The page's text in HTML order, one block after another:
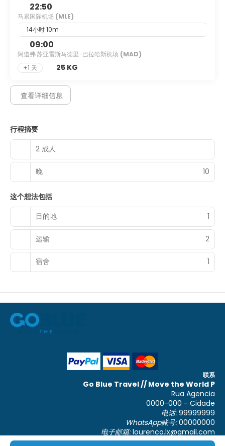
satellite programming provide entertainment, while
complimentary wireless internet access keeps you
connected. Private bathrooms with separate bathtubs
and showers feature complimentary toiletries and bidets.
Enjoy international cuisine at The Aqua, one of the resort's
2 restaurants, or stay in and take advantage of the room
service (during limited hours). Need to unwind? Take a
break with a tasty beverage at one of the 2 bars/lounges.
Featured amenities include dry cleaning/laundry services,
airport shuttle is provided for a surcharge (available on
request), and free self parking is available onsite.
22:50
马累国际机场 (MLE)
14小时 10m
09:00
阿道弗·苏亚雷斯马德里-巴拉哈斯机场 (MAD)
+1 天
25 KG
查看详细信息
行程摘要
2 成人
晚 10
这个想法包括
目的地
1
运输 2
宿舍 1
联系
Go Blue Travel // Move the World P
Rua Agencia
0000-000 - Cidade
电话:99999999
WhatsApp账号:00000000
电子邮箱:lourenco.lx@gmail.com